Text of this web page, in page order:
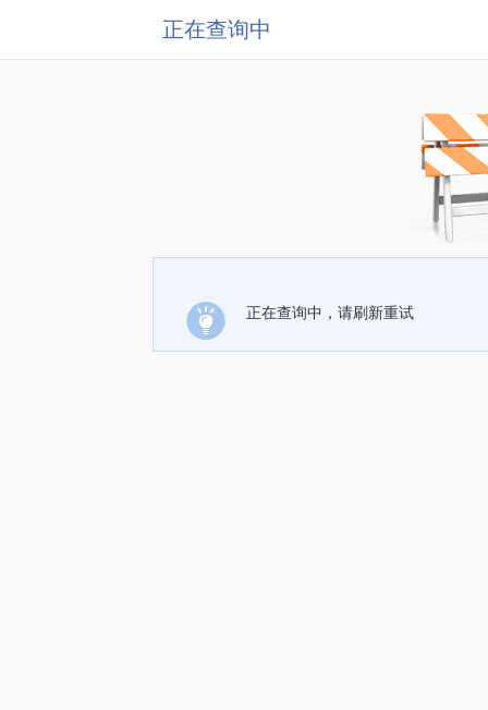
正在查询中
正在查询中，请刷新重试